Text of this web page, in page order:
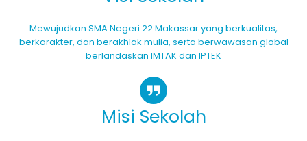
Mewujudkan SMA Negeri 22 Makassar yang berkualitas,
berkarakter, dan berakhlak mulia, serta berwawasan global
berlandaskan IMTAK dan IPTEK
Misi Sekolah